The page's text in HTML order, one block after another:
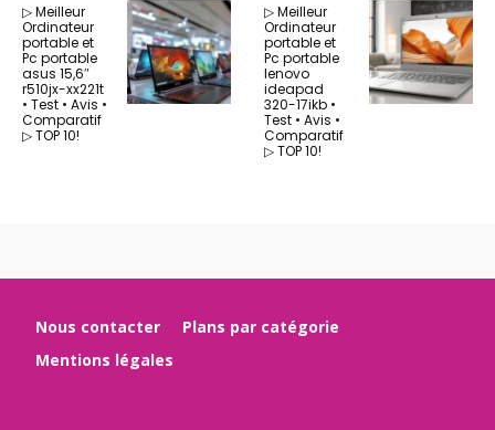
▷ Meilleur
Ordinateur
portable et
Pc portable
asus 15,6″
r510jx-xx221t
• Test • Avis •
Comparatif
▷ TOP 10!
▷ Meilleur
Ordinateur
portable et
Pc portable
lenovo
ideapad
320-17ikb •
Test • Avis •
Comparatif
▷ TOP 10!
Nous contacter
Plans par catégorie
Mentions légales